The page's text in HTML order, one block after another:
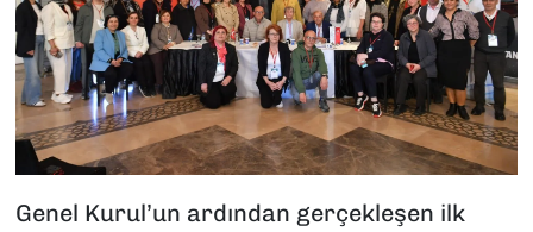
Genel Kurul’un ardından gerçekleşen ilk